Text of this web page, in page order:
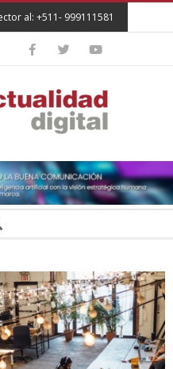
al: +511- 999111581